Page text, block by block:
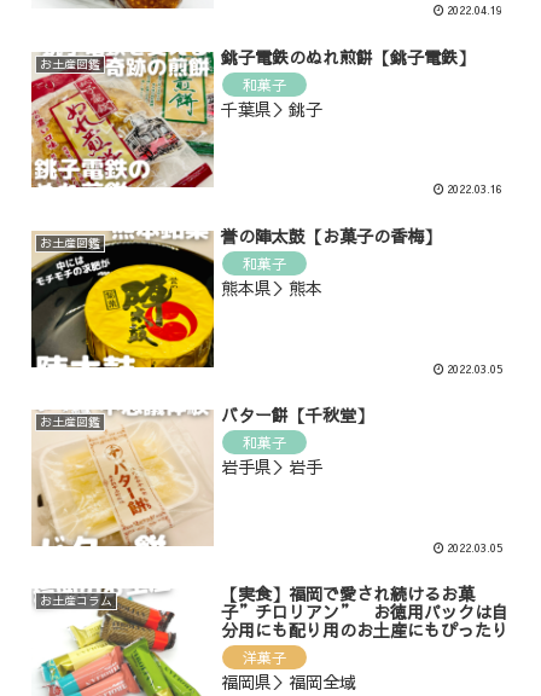
2022.04.19
お土産図鑑 銚子電鉄のぬれ煎餅【銚子電鉄】
和菓子
千葉県＞銚子
2022.03.16
お土産図鑑 誉の陣太鼓【お菓子の香梅】
和菓子
熊本県＞熊本
2022.03.05
お土産図鑑 バター餅【千秋堂】
和菓子
岩手県＞岩手
2022.03.05
お土産コラム 【実食】福岡で愛され続けるお菓
子”チロリアン” お徳用パックは自
分用にも配り用のお土産にもぴったり
洋菓子
福岡県＞福岡全域